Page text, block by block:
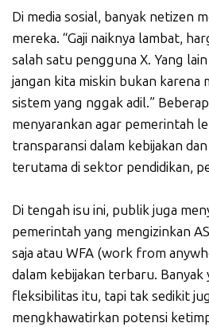
Di media sosial, banyak netizen
mereka. “Gaji naiknya lambat,
salah satu pengguna X. Yang
jangan kita miskin bukan karena
sistem yang nggak adil.”
menyarankan agar pemerintah
transparansi dalam kebijakan
terutama di sektor pendidikan,
Di tengah isu ini, publik juga
pemerintah yang mengizinkan
saja atau WFA (work from
dalam kebijakan terbaru.
fleksibilitas itu, tapi tak sedikit
mengkhawatirkan potensi